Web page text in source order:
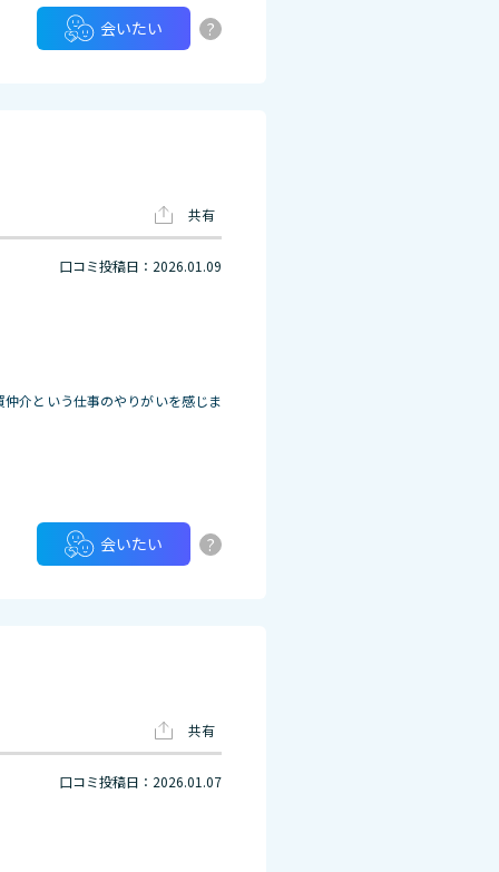
会いたい ?
共有
口コミ投稿日：2026.01.09
介という仕事のやりがいを感じま
会いたい ?
共有
口コミ投稿日：2026.01.07